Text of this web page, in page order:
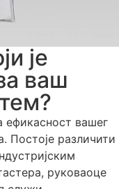
је
ваш
ефикасност вашег
Постоје различити
руковаоце